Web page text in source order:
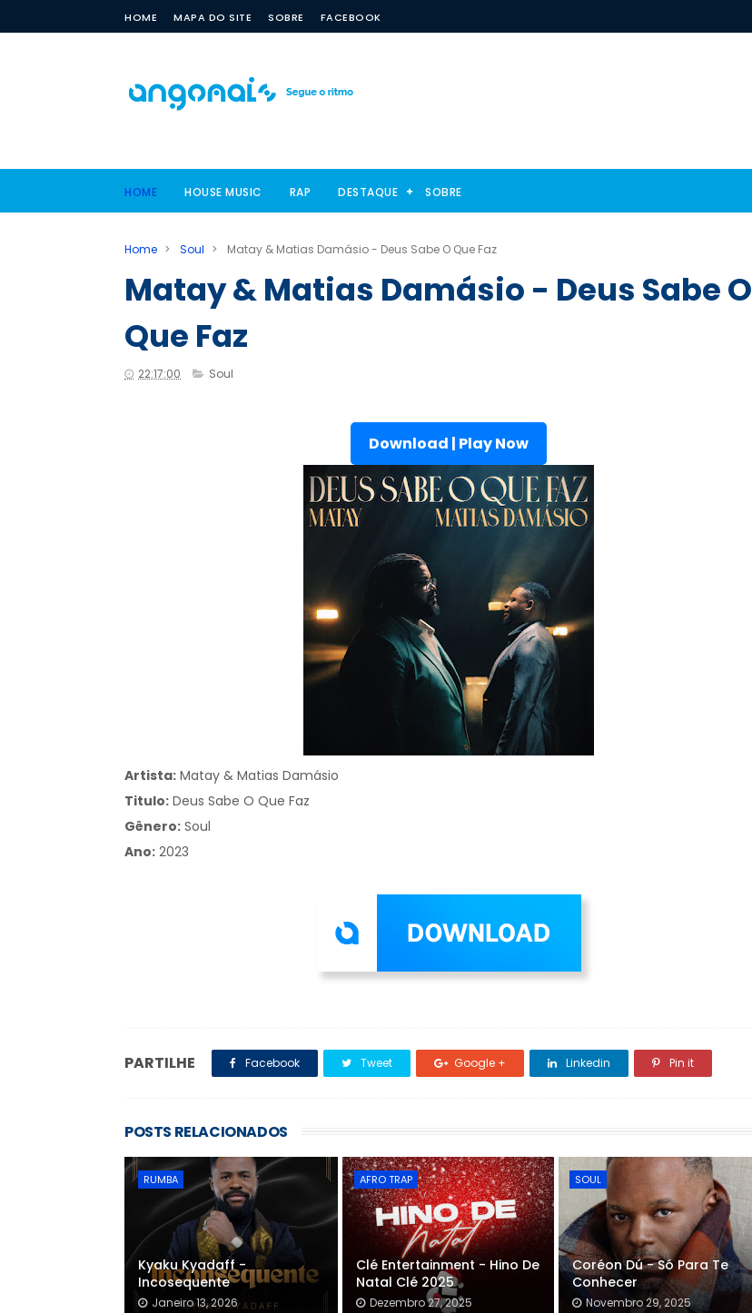
HOME MAPA DO SITE SOBRE FACEBOOK
HOME HOUSE MUSIC RAP DESTAQUE SOBRE
Home > Soul > Matay & Matias Damásio - Deus Sabe O Que Faz
Matay & Matias Damásio - Deus Sabe O
Que Faz
22:17:00 Soul
Download | Play Now
Artista: Matay & Matias Damásio
Titulo: Deus Sabe O Que Faz
Gênero: Soul
Ano: 2023
PARTILHE Facebook Tweet Google + Linkedin Pin it
POSTS RELACIONADOS
RUMBA
Kyaku Kyadaff -
Incosequente
Janeiro 13, 2026
AFRO TRAP
Clé Entertainment - Hino De
Natal Clé 2025
Dezembro 27, 2025
SOUL
Coréon Dú - Só Para Te
Conhecer
Novembro 29, 2025